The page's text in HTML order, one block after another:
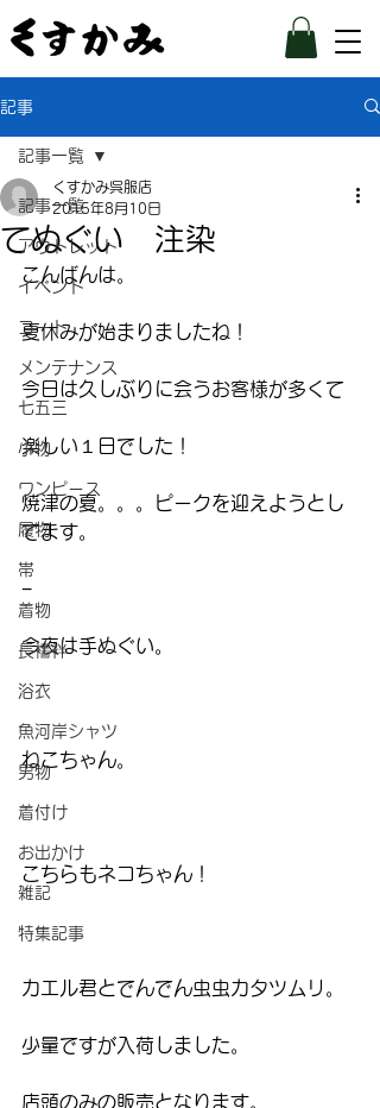
記事
記事一覧
アウトレット
イベント
コート
メンテナンス
七五三
小物
ワンピース
履物
帯
着物
長襦袢
浴衣
魚河岸シャツ
男物
着付け
お出かけ
雑記
特集記事
記事一覧
てぬぐい 注染
くすかみ呉服店
2015年8月10日
こんばんは。
夏休みが始まりましたね！
今日は久しぶりに会うお客様が多くて
楽しい１日でした！
焼津の夏。。。ピークを迎えようとし
てます。
−
今夜は手ぬぐい。
ねこちゃん。
こちらもネコちゃん！
カエル君とでんでん虫虫カタツムリ。
少量ですが入荷しました。
店頭のみの販売となります。